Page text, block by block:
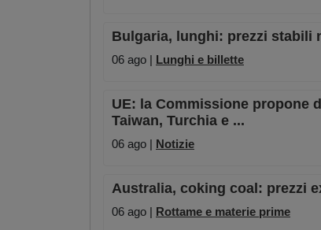
Bulgaria, lunghi: prezzi stabili
06 ago | Lunghi e billette
UE: la Commissione propone
Taiwan, Turchia e ...
06 ago | Notizie
Australia, coking coal: prezzi
06 ago | Rottame e materie prime